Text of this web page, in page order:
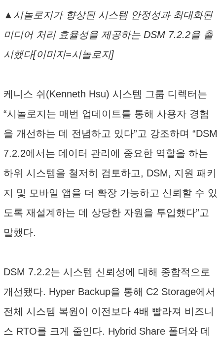
▲시놀로지가 향상된 시스템 안정성과 최대화된
미디어 처리 효율성을 제공하는 DSM 7.2.2을 출
시했다[이미지=시놀로지]
케니스 쉬(Kenneth Hsu) 시스템 그룹 디렉터는
“시놀로지는 매번 업데이트를 통해 사용자 경험
을 개선하는 데 전념하고 있다”고 강조하며 “DSM
7.2.2에서는 데이터 관리에 중요한 역할을 하는
하위 시스템을 철저히 검토하고, DSM, 지원 패키
지 및 모바일 앱을 더 확장 가능하고 신뢰할 수 있
도록 재설계하는 데 상당한 자원을 투입했다”고
말했다.
DSM 7.2.2는 시스템 신뢰성에 대해 종합적으로
개선됐다. Hyper Backup을 통해 C2 Storage에서
전체 시스템 복원이 이전보다 4배 빨라져 비즈니
스 RTO를 크게 줄인다. Hybrid Share 폴더와 데